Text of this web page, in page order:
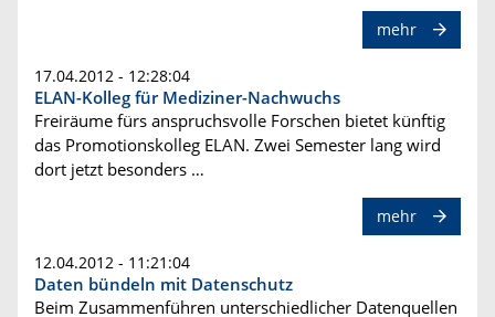
mehr
17.04.2012 - 12:28:04
ELAN-Kolleg für Mediziner-Nachwuchs
Freiräume fürs anspruchsvolle Forschen bietet künftig
das Promotionskolleg ELAN. Zwei Semester lang wird
dort jetzt besonders …
mehr
12.04.2012 - 11:21:04
Daten bündeln mit Datenschutz
Beim Zusammenführen unterschiedlicher Datenquellen